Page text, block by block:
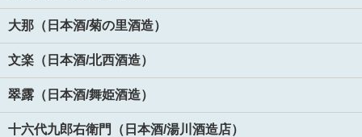
大那（日本酒/菊の里酒造）
文楽（日本酒/北西酒造）
翠露（日本酒/舞姫酒造）
十六代九郎右衛門（日本酒/湯川酒造店）